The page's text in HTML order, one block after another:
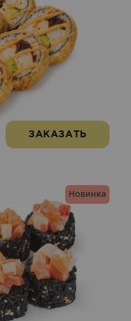
ЗАКАЗАТЬ
Новинка